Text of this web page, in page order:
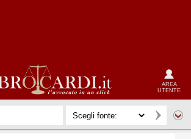
AREA
UTENTE